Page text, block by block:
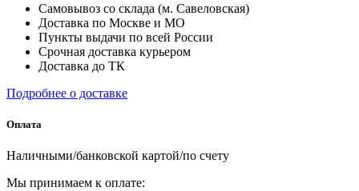
Самовывоз со склада (м. Савеловская)
Доставка по Москве и МО
Пункты выдачи по всей России
Срочная доставка курьером
Доставка до ТК
Подробнее о доставке
Оплата
Наличными/банковской картой/по счету
Мы принимаем к оплате: